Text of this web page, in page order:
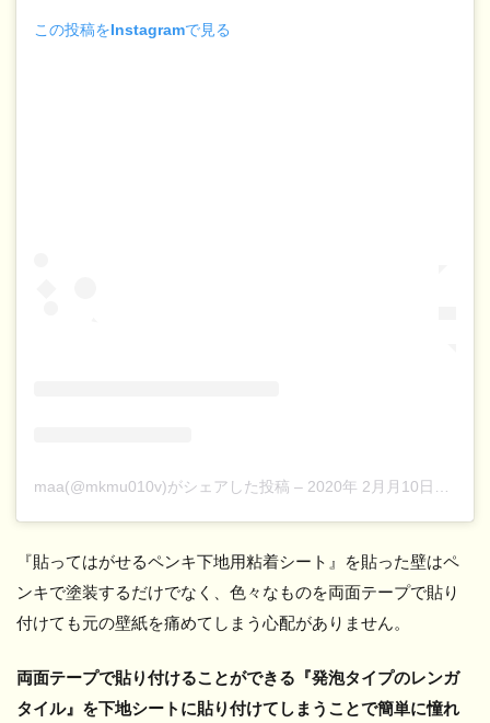
この投稿をInstagramで見る
maa(@mkmu010v)がシェアした投稿 – 2020年 2月月10日午前2時37分PST
『貼ってはがせるペンキ下地用粘着シート』を貼った壁はペ
ンキで塗装するだけでなく、色々なものを両面テープで貼り
付けても元の壁紙を痛めてしまう心配がありません。
両面テープで貼り付けることができる『発泡タイプのレンガ
タイル』を下地シートに貼り付けてしまうことで簡単に憧れ